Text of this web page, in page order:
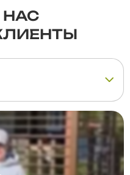
НАС